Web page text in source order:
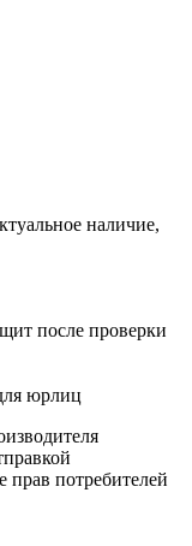
наличие,
после проверки
юрлиц
прав потребителей